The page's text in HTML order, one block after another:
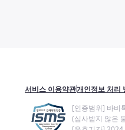
서비스 이용약관개인정보 처리
[인증범위] 바비
(심사받지 않은